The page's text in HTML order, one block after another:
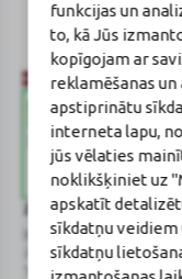
funkcijas un
to, kā Jūs
kopīgojam ar
reklamēšanas
apstiprinātu
interneta lapu,
jūs vēlaties
noklikšķiniet uz
apskatīt
sīkdatņu
sīkdatņu
Zāļu valsts aģentūra
www.zva.gov.lv
Jersikas iela 15, Rīga
Tālr: 67 078 424